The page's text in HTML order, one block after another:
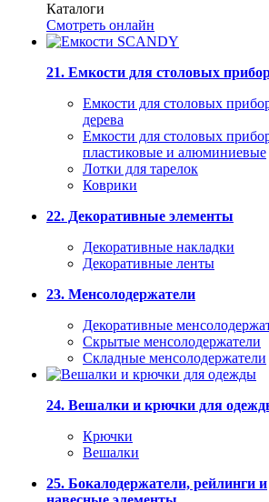
Каталоги
Смотреть онлайн
21. Емкости для столовых
Емкости для столовых
дерева
Емкости для столовых
пластиковые и алюминиевые
Лотки для тарелок
Коврики
22. Декоративные элементы
Декоративные накладки
Декоративные ленты
23. Менсолодержатели
Декоративные
Скрытые менсолодержатели
Складные менсолодержатели
24. Вешалки и крючки для
Крючки
Вешалки
25. Бокалодержатели, рейлинги и